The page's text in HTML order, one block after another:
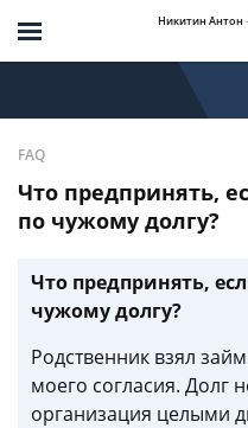
Никитин Антон
FAQ
Что предпринять,
по чужому долгу?
Что предпринять,
чужому долгу?
Родственник взял
моего согласия. Долг
организация целыми